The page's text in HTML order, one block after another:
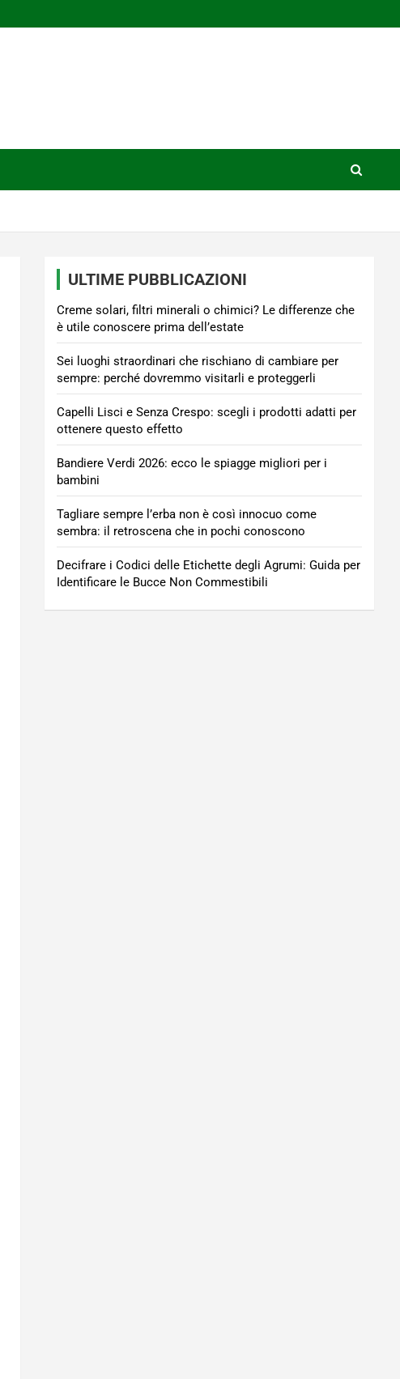
ULTIME PUBBLICAZIONI
Creme solari, filtri minerali o chimici? Le differenze che
è utile conoscere prima dell’estate
Sei luoghi straordinari che rischiano di cambiare per
sempre: perché dovremmo visitarli e proteggerli
Capelli Lisci e Senza Crespo: scegli i prodotti adatti per
ottenere questo effetto
Bandiere Verdi 2026: ecco le spiagge migliori per i
bambini
Tagliare sempre l’erba non è così innocuo come
sembra: il retroscena che in pochi conoscono
Decifrare i Codici delle Etichette degli Agrumi: Guida per
Identificare le Bucce Non Commestibili